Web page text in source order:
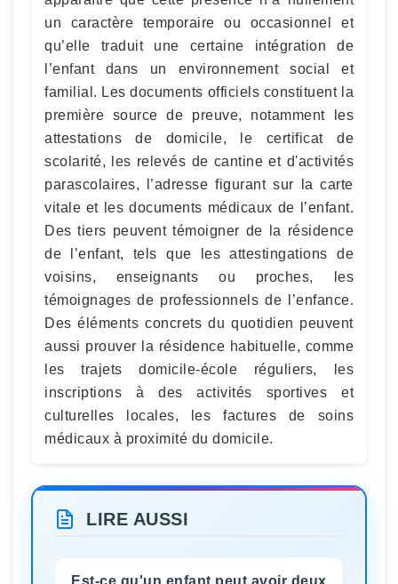
un caractère temporaire ou occasionnel et
qu’elle traduit une certaine intégration de
l’enfant dans un environnement social et
familial. Les documents officiels constituent la
première source de preuve, notamment les
attestations de domicile, le certificat de
scolarité, les relevés de cantine et d'activités
parascolaires, l’adresse figurant sur la carte
vitale et les documents médicaux de l’enfant.
Des tiers peuvent témoigner de la résidence
de l’enfant, tels que les attestingations de
voisins, enseignants ou proches, les
témoignages de professionnels de l’enfance.
Des éléments concrets du quotidien peuvent
aussi prouver la résidence habituelle, comme
les trajets domicile-école réguliers, les
inscriptions à des activités sportives et
culturelles locales, les factures de soins
médicaux à proximité du domicile.
LIRE AUSSI
Est-ce qu'un enfant peut avoir deux